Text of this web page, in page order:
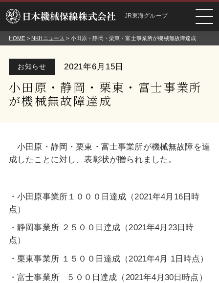
JR東海グループ
HOME > NKHニュース > 小田原・静岡・栗東・富士事業所が機械無故障達成
お知らせ 2021年6月15日
小田原・静岡・栗東・富士事業所
が機械無故障達成
小田原・静岡・栗東・富士事業所が機械無故障を達
成したことに対し、表彰状が贈られました。
・小田原事業所１０００日達成（2021年4月16日時
点）
・静岡事業所 ２５００日達成（2021年4月23日時
点）
・栗東事業所 １５００日達成（2021年4月 1日時点）
・富士事業所 ５００日達成（2021年4月30日時点）